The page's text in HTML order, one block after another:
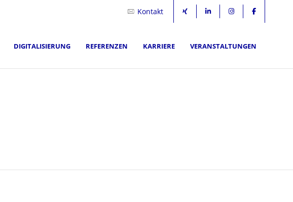
Kontakt
DIGITALISIERUNG REFERENZEN KARRIERE VERANSTALTUNGEN